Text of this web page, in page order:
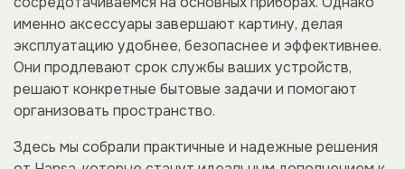
именно аксессуары завершают картину, делая
эксплуатацию удобнее, безопаснее и эффективнее.
Они продлевают срок службы ваших устройств,
решают конкретные бытовые задачи и помогают
организовать пространство.
Здесь мы собрали практичные и надежные решения